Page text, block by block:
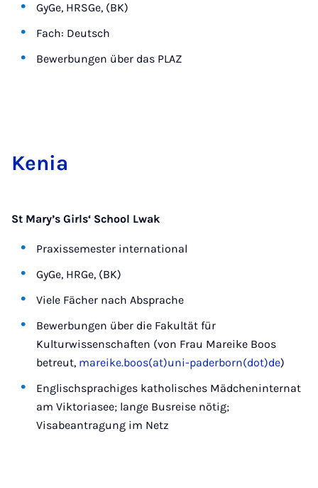
GyGe, HRSGe, (BK)
Fach: Deutsch
Bewerbungen über das PLAZ
Ke­nia
St Mary’s Girls‘ School Lwak
Praxissemester international
GyGe, HRGe, (BK)
Viele Fächer nach Absprache
Bewerbungen über die Fakultät für
Kulturwissenschaften (von Frau Mareike Boos
betreut, mareike.boos(at)uni-paderborn(dot)de)
Englischsprachiges katholisches Mädcheninternat
am Viktoriasee; lange Busreise nötig;
Visabeantragung im Netz